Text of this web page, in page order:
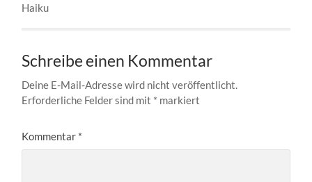
Haiku
Schreibe einen Kommentar
Deine E-Mail-Adresse wird nicht veröffentlicht.
Erforderliche Felder sind mit * markiert
Kommentar *